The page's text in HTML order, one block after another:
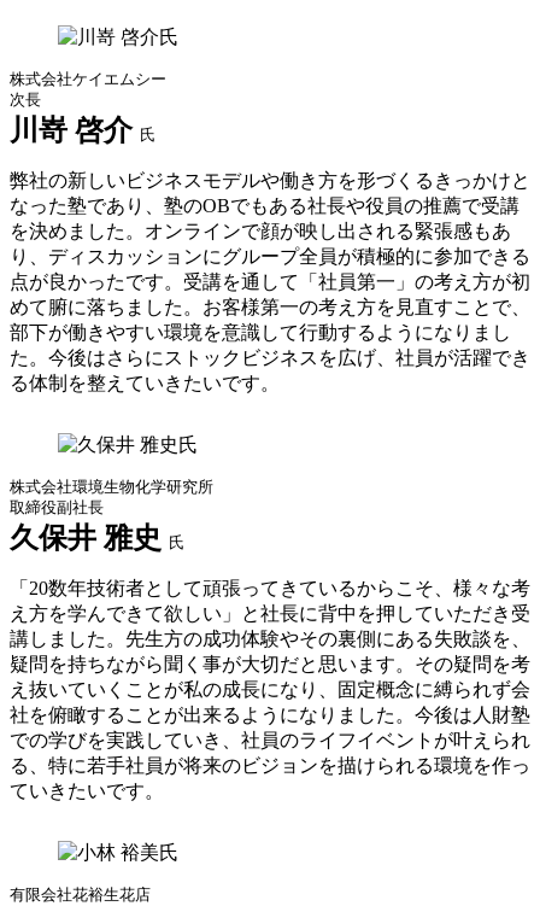
株式会社ケイエムシー
次長
川嵜 啓介 氏
弊社の新しいビジネスモデルや働き方を形づくるきっかけと
なった塾であり、塾のOBでもある社長や役員の推薦で受講
を決めました。オンラインで顔が映し出される緊張感もあ
り、ディスカッションにグループ全員が積極的に参加できる
点が良かったです。受講を通して「社員第一」の考え方が初
めて腑に落ちました。お客様第一の考え方を見直すことで、
部下が働きやすい環境を意識して行動するようになりまし
た。今後はさらにストックビジネスを広げ、社員が活躍でき
る体制を整えていきたいです。
株式会社環境生物化学研究所
取締役副社長
久保井 雅史 氏
「20数年技術者として頑張ってきているからこそ、様々な考
え方を学んできて欲しい」と社長に背中を押していただき受
講しました。先生方の成功体験やその裏側にある失敗談を、
疑問を持ちながら聞く事が大切だと思います。その疑問を考
え抜いていくことが私の成長になり、固定概念に縛られず会
社を俯瞰することが出来るようになりました。今後は人財塾
での学びを実践していき、社員のライフイベントが叶えられ
る、特に若手社員が将来のビジョンを描けられる環境を作っ
ていきたいです。
有限会社花裕生花店